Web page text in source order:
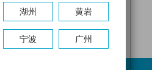
湖州 黄岩
宁波 广州